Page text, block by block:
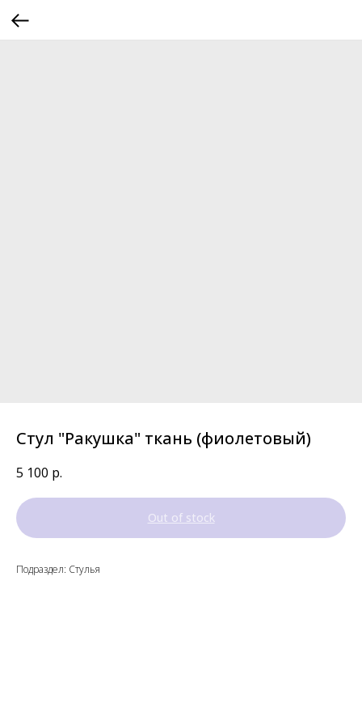
Стул "Ракушка" ткань (фиолетовый)
5 100 р.
Out of stock
Подраздел: Стулья